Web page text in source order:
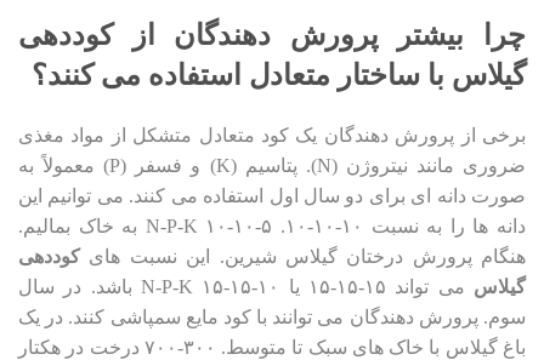
چرا بیشتر پرورش دهندگان از کوددهی
گیلاس با ساختار متعادل استفاده می کنند؟
برخی از پرورش دهندگان یک کود متعادل متشکل از مواد مغذی
ضروری مانند نیتروژن (N). پتاسیم (K) و فسفر (P) معمولاً به
صورت دانه ای برای دو سال اول استفاده می کنند. می توانیم این
دانه ها را به نسبت ۱۰-۱۰-۱۰. ۵-۱۰-۱۰ N-P-K به خاک بمالیم.
هنگام پرورش درختان گیلاس شیرین. این نسبت هایکوددهی
گیلاس
می تواند ۱۵-۱۵-۱۵ یا ۱۰-۱۵-۱۵ N-P-K باشد. در سال
سوم. پرورش دهندگان می توانند با کود مایع سمپاشی کنند. در یک
باغ گیلاس با خاک های سبک تا متوسط. ۳۰۰-۷۰۰ درخت در هکتار